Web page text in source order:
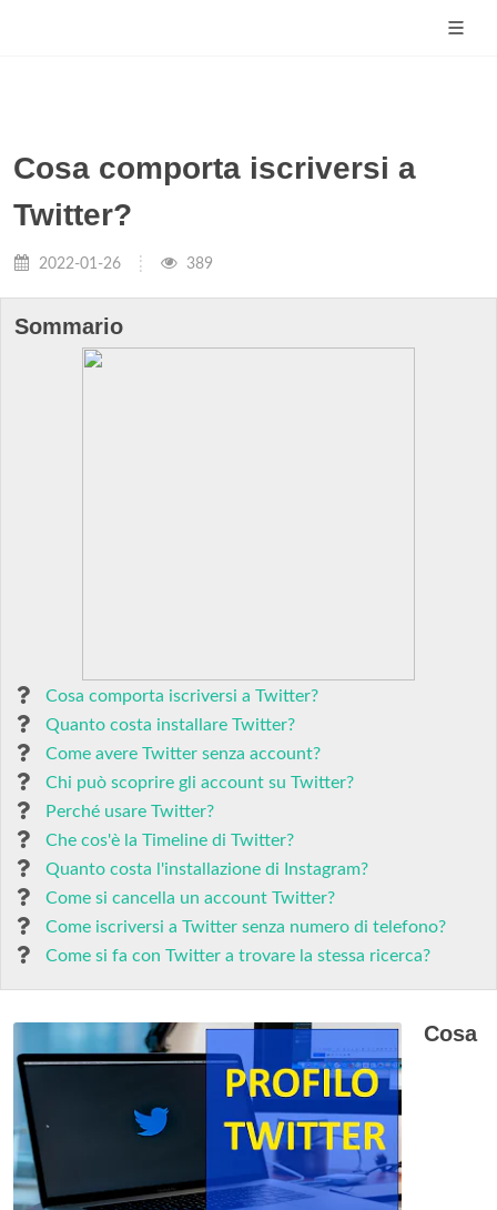
Cosa comporta iscriversi a
Twitter?
2022-01-26 389
Sommario
Cosa comporta iscriversi a Twitter?
Quanto costa installare Twitter?
Come avere Twitter senza account?
Chi può scoprire gli account su Twitter?
Perché usare Twitter?
Che cos'è la Timeline di Twitter?
Quanto costa l'installazione di Instagram?
Come si cancella un account Twitter?
Come iscriversi a Twitter senza numero di telefono?
Come si fa con Twitter a trovare la stessa ricerca?
Cosa